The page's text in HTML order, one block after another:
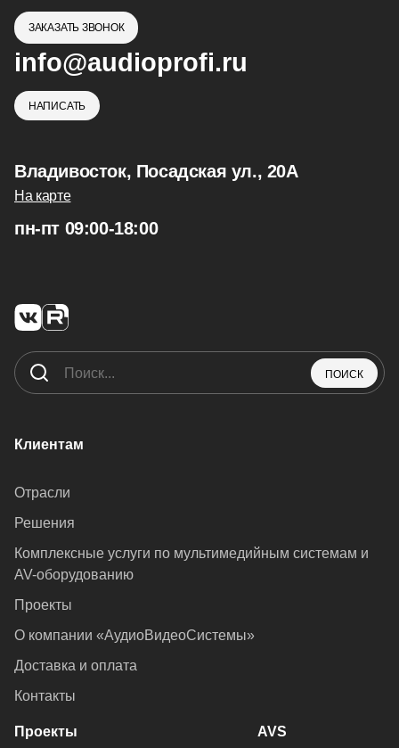
ЗАКАЗАТЬ ЗВОНОК
info@audioprofi.ru
НАПИСАТЬ
Владивосток, Посадская ул., 20А
На карте
пн-пт 09:00-18:00
ПОИСК
Клиентам
Отрасли
Решения
Комплексные услуги по мультимедийным системам и
AV-оборудованию
Проекты
О компании «АудиоВидеоСистемы»
Доставка и оплата
Контакты
Проекты AVS